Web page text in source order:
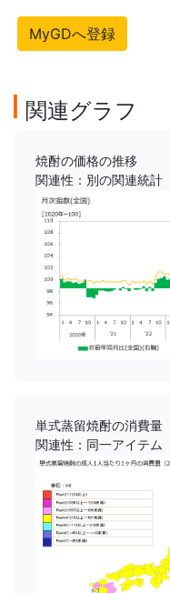
MyGDへ登録
関連グラフ
焼酎の価格の推移
関連性：別の関連統計
単式蒸留焼酎の消費量
関連性：同一アイテム